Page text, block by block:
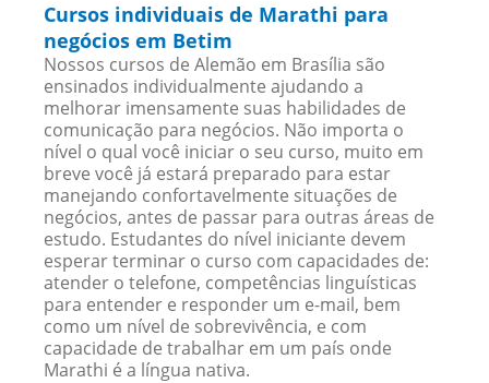
Cursos individuais de Marathi para
negócios em Betim
Nossos cursos de Alemão em Brasília são
ensinados individualmente ajudando a
melhorar imensamente suas habilidades de
comunicação para negócios. Não importa o
nível o qual você iniciar o seu curso, muito em
breve você já estará preparado para estar
manejando confortavelmente situações de
negócios, antes de passar para outras áreas de
estudo. Estudantes do nível iniciante devem
esperar terminar o curso com capacidades de:
atender o telefone, competências linguísticas
para entender e responder um e-mail, bem
como um nível de sobrevivência, e com
capacidade de trabalhar em um país onde
Marathi é a língua nativa.